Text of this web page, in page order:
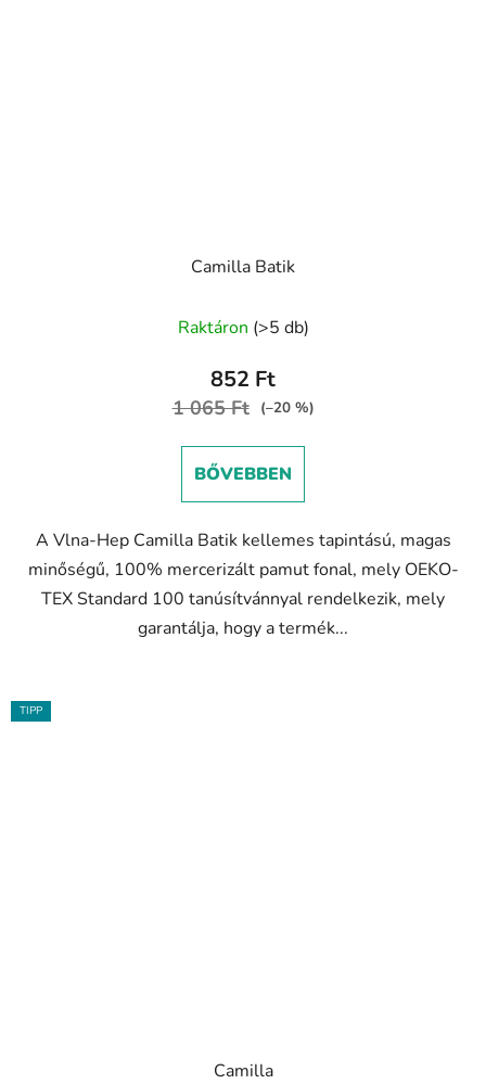
Camilla Batik
Raktáron (>5 db)
852 Ft
1 065 Ft (–20 %)
BŐVEBBEN
A Vlna-Hep Camilla Batik kellemes tapintású, magas
minőségű, 100% mercerizált pamut fonal, mely OEKO-
TEX Standard 100 tanúsítvánnyal rendelkezik, mely
garantálja, hogy a termék...
TIPP
Camilla